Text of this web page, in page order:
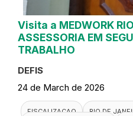
Visita a MEDWORK RIO
ASSESSORIA EM
TRABALHO
DEFIS
24 de March de 2026
FISCALIZACAO
RIO DE